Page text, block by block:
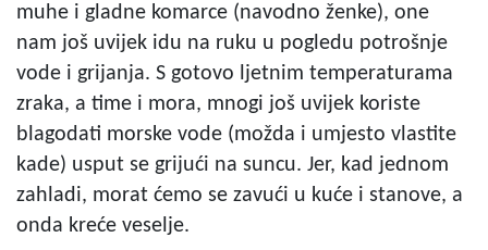
muhe i gladne komarce (navodno ženke), one
nam još uvijek idu na ruku u pogledu potrošnje
vode i grijanja. S gotovo ljetnim temperaturama
zraka, a time i mora, mnogi još uvijek koriste
blagodati morske vode (možda i umjesto vlastite
kade) usput se grijući na suncu. Jer, kad jednom
zahladi, morat ćemo se zavući u kuće i stanove, a
onda kreće veselje.